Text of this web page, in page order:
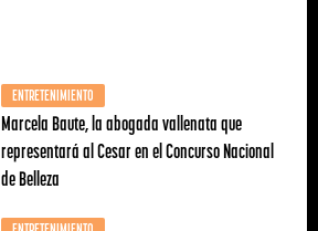
ENTRETENIMIENTO
Marcela Baute, la abogada vallenata que
representará al Cesar en el Concurso Nacional
de Belleza